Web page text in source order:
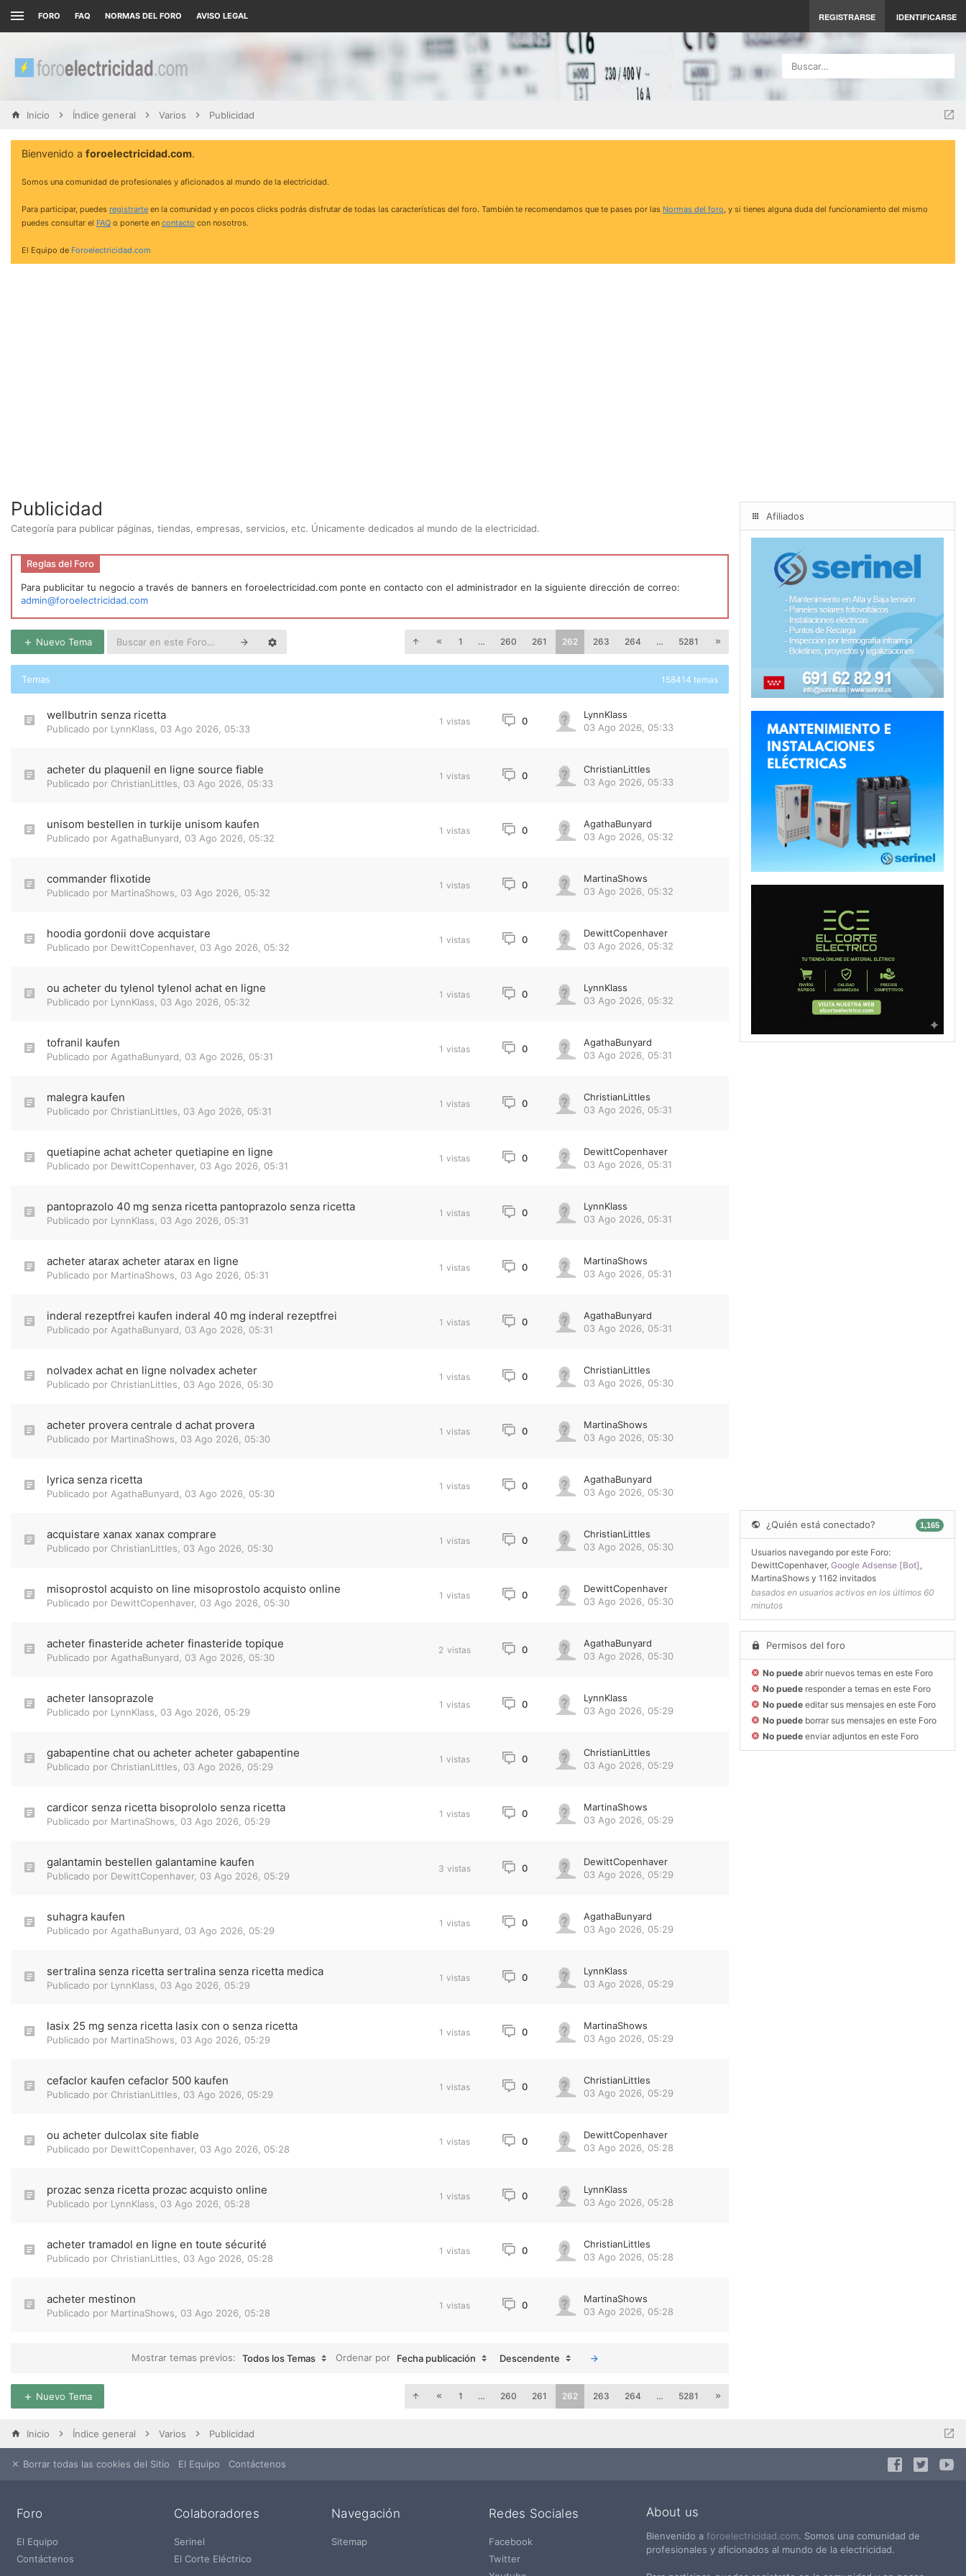
FORO FAQ NORMAS DEL FORO AVISO LEGAL REGISTRARSE IDENTIFICARSE
Buscar…
Inicio Índice general Varios Publicidad
Bienvenido a foroelectricidad.com.
Somos una comunidad de profesionales y aficionados al mundo de la electricidad.
Para participar, puedes registrarte en la comunidad y en pocos clicks podrás disfrutar de todas las características del foro. También te recomendamos que te pases por las Normas del foro, y si tienes alguna duda del funcionamiento del mismo
puedes consultar el FAQ o ponerte en contacto con nosotros.
El Equipo de Foroelectricidad.com
Publicidad
Categoría para publicar páginas, tiendas, empresas, servicios, etc. Únicamente dedicados al mundo de la electricidad.
Reglas del Foro
Para publicitar tu negocio a través de banners en foroelectricidad.com ponte en contacto con el administrador en la siguiente dirección de correo:
admin@foroelectricidad.com
Nuevo Tema 1 … 260 261 262 263 264 … 5281
Temas 158414 temas
wellbutrin senza ricetta
Publicado por LynnKlass 03 Ago 2026, 05:33
1 vistas 0
LynnKlass
03 Ago 2026, 05:33
acheter du plaquenil en ligne source fiable
Publicado por ChristianLittles 03 Ago 2026, 05:33
1 vistas 0
ChristianLittles
03 Ago 2026, 05:33
unisom bestellen in turkije unisom kaufen
Publicado por AgathaBunyard 03 Ago 2026, 05:32
1 vistas 0
AgathaBunyard
03 Ago 2026, 05:32
commander flixotide
Publicado por MartinaShows 03 Ago 2026, 05:32
1 vistas 0
MartinaShows
03 Ago 2026, 05:32
hoodia gordonii dove acquistare
Publicado por DewittCopenhaver, 03 Ago 2026, 05:32
1 vistas 0
DewittCopenhaver
03 Ago 2026, 05:32
ou acheter du tylenol tylenol achat en ligne
Publicado por LynnKlass 03 Ago 2026, 05:32
1 vistas 0
LynnKlass
03 Ago 2026, 05:32
tofranil kaufen
Publicado por AgathaBunyard 03 Ago 2026, 05:31
1 vistas 0
AgathaBunyard
03 Ago 2026, 05:31
malegra kaufen
Publicado por ChristianLittles 03 Ago 2026, 05:31
1 vistas 0
ChristianLittles
03 Ago 2026, 05:31
quetiapine achat acheter quetiapine en ligne
Publicado por DewittCopenhaver, 03 Ago 2026, 05:31
1 vistas 0
DewittCopenhaver
03 Ago 2026, 05:31
pantoprazolo 40 mg senza ricetta pantoprazolo senza ricetta
Publicado por LynnKlass 03 Ago 2026, 05:31
1 vistas 0
LynnKlass
03 Ago 2026, 05:31
acheter atarax acheter atarax en ligne
Publicado por MartinaShows 03 Ago 2026, 05:31
1 vistas 0
MartinaShows
03 Ago 2026, 05:31
inderal rezeptfrei kaufen inderal 40 mg inderal rezeptfrei
Publicado por AgathaBunyard 03 Ago 2026, 05:31
1 vistas 0
AgathaBunyard
03 Ago 2026, 05:31
nolvadex achat en ligne nolvadex acheter
Publicado por ChristianLittles 03 Ago 2026, 05:30
1 vistas 0
ChristianLittles
03 Ago 2026, 05:30
acheter provera centrale d achat provera
Publicado por MartinaShows 03 Ago 2026, 05:30
1 vistas 0
MartinaShows
03 Ago 2026, 05:30
lyrica senza ricetta
Publicado por AgathaBunyard 03 Ago 2026, 05:30
1 vistas 0
AgathaBunyard
03 Ago 2026, 05:30
acquistare xanax xanax comprare
Publicado por ChristianLittles 03 Ago 2026, 05:30
1 vistas 0
ChristianLittles
03 Ago 2026, 05:30
misoprostol acquisto on line misoprostolo acquisto online
Publicado por DewittCopenhaver, 03 Ago 2026, 05:30
1 vistas 0
DewittCopenhaver
03 Ago 2026, 05:30
acheter finasteride acheter finasteride topique
Publicado por AgathaBunyard 03 Ago 2026, 05:30
2 vistas 0
AgathaBunyard
03 Ago 2026, 05:30
acheter lansoprazole
Publicado por LynnKlass 03 Ago 2026, 05:29
1 vistas 0
LynnKlass
03 Ago 2026, 05:29
gabapentine chat ou acheter acheter gabapentine
Publicado por ChristianLittles 03 Ago 2026, 05:29
1 vistas 0
ChristianLittles
03 Ago 2026, 05:29
cardicor senza ricetta bisoprololo senza ricetta
Publicado por MartinaShows 03 Ago 2026, 05:29
1 vistas 0
MartinaShows
03 Ago 2026, 05:29
galantamin bestellen galantamine kaufen
Publicado por DewittCopenhaver, 03 Ago 2026, 05:29
3 vistas 0
DewittCopenhaver
03 Ago 2026, 05:29
suhagra kaufen
Publicado por AgathaBunyard 03 Ago 2026, 05:29
1 vistas 0
AgathaBunyard
03 Ago 2026, 05:29
sertralina senza ricetta sertralina senza ricetta medica
Publicado por LynnKlass 03 Ago 2026, 05:29
1 vistas 0
LynnKlass
03 Ago 2026, 05:29
lasix 25 mg senza ricetta lasix con o senza ricetta
Publicado por MartinaShows 03 Ago 2026, 05:29
1 vistas 0
MartinaShows
03 Ago 2026, 05:29
cefaclor kaufen cefaclor 500 kaufen
Publicado por ChristianLittles 03 Ago 2026, 05:29
1 vistas 0
ChristianLittles
03 Ago 2026, 05:29
ou acheter dulcolax site fiable
Publicado por DewittCopenhaver, 03 Ago 2026, 05:28
1 vistas 0
DewittCopenhaver
03 Ago 2026, 05:28
prozac senza ricetta prozac acquisto online
Publicado por LynnKlass 03 Ago 2026, 05:28
1 vistas 0
LynnKlass
03 Ago 2026, 05:28
acheter tramadol en ligne en toute sécurité
Publicado por ChristianLittles 03 Ago 2026, 05:28
1 vistas 0
ChristianLittles
03 Ago 2026, 05:28
acheter mestinon
Publicado por MartinaShows 03 Ago 2026, 05:28
1 vistas 0
MartinaShows
03 Ago 2026, 05:28
Mostrar temas previos: Todos los Temas Ordenar por Fecha publicación Descendente
Nuevo Tema 1 … 260 261 262 263 264 … 5281
Afiliados
¿Quién está conectado? 1,165
Usuarios navegando por este Foro:
DewittCopenhaver, Google Adsense [Bot]
MartinaShows y 1162 invitados
basados en usuarios activos en los últimos 60
minutos
Permisos del foro
No puede abrir nuevos temas en este Foro
No puede responder a temas en este Foro
No puede editar sus mensajes en este Foro
No puede borrar sus mensajes en este Foro
No puede enviar adjuntos en este Foro
Inicio Índice general Varios Publicidad
Borrar todas las cookies del Sitio El Equipo Contáctenos
Foro
El Equipo
Contáctenos
Colaboradores
Serinel
El Corte Eléctrico
Navegación
Sitemap
Redes Sociales
Facebook
Twitter
About us
Bienvenido a foroelectricidad.com. Somos una comunidad de
profesionales y aficionados al mundo de la electricidad.